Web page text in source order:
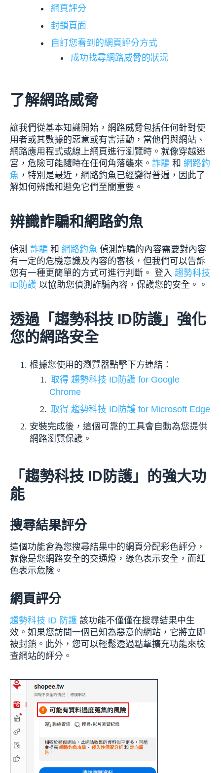
網頁評分
封鎖頁面
自訂您看到的網頁評分方式
成功找尋網路威脅的狀況
了解網路威脅
讓我們從基本知識開始，網路威脅包括任何針對使
用者或其數據的惡意或有害活動，當他們與網站、
網路應用程式或線上網頁進行瀏覽時。就像穿越迷
宮，危險可能隨時在任何角落襲來。 詐騙 和 網路釣
魚 ，特別是最近，網路釣魚已經變得普遍，因此了
解如何辨識和避免它們至關重要。
辨識詐騙和網路釣魚
偵測 詐騙 和 網路釣魚 偵測詐騙的內容需要對內容
有一定的危機意識及內容的審核，但我們可以告訴
您有一種更簡單的方式可進行判斷。 登入 趨勢科技
ID防護 以協助您偵測詐騙內容，保護您的安全。。
透過「趨勢科技 ID防護」強化
您的網路安全
根據您使用的瀏覽器點擊下方連結：
取得 趨勢科技 ID防護 for Google
Chrome
取得 趨勢科技 ID防護 for Microsoft Edge
安裝完成後，這個可靠的工具會自動為您提供
網路瀏覽保護。
「趨勢科技 ID防護」的強大功
能
搜尋結果評分
這個功能會為您搜尋結果中的網頁分配彩色評分，
就像是您網路安全的交通燈，綠色表示安全，而紅
色表示危險。
網頁評分
趨勢科技 ID 防護 該功能不僅僅在搜尋結果中生
效。如果您訪問一個已知為惡意的網站，它將立即
被封鎖。此外，您可以輕鬆透過點擊擴充功能來檢
查網站的評分。